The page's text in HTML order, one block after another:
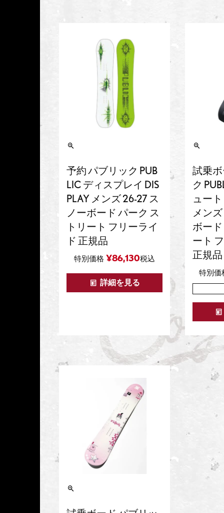
予約 パブリック PUB
LIC ディスプレイ DIS
PLAY メンズ 26-27 ス
ノーボード パーク ス
トリート フリーライ
ド 正規品
特別価格 ¥86,130税込
詳細を見る
試乗
ク
ュート
メン
ボー
ート
正規品
特別価